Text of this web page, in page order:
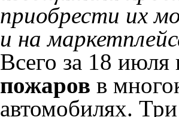
приобрести их
и на
Всего за 18
пожаров в
автомобилях.